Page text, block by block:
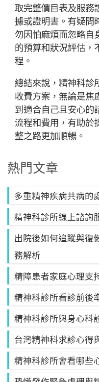
取完整價目表及服務
據或證明書。有疑問
勿因怕麻煩而忽略自
的預算和狀況評估，
程。
總結來說，精神科診
收費方案，無論是焦
到適合自己且安心的
流程和費用，有助於
整之路更加順暢。
熱門文章
多重精神疾病共病的
精神科診所線上諮詢
出院後如何追蹤與復
務解析
精障患者家庭心理支
精神科診所看診前後
精神科診所與身心科
台灣精神科求診心得
精神科診所會看哪些